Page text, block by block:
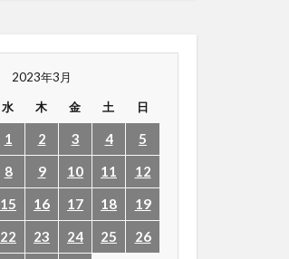
2023年3月
水 木 金 土 日
1 2 3 4
5
8 9 10 11
12
15 16 17 18
19
22 23 24 25
26